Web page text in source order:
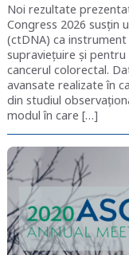
Noi rezultate
Congress 2026 susțin
(ctDNA) ca
supraviețuire și
cancerul colorectal.
avansate realizate în
din studiul
modul în care […]